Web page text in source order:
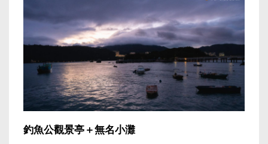
釣魚公觀景亭＋無名小灘